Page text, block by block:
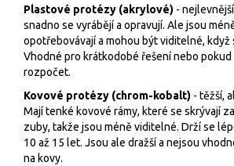
Plastové protézy (akrylové) -
snadno se vyrábějí a opravují. Ale jsou
opotřebovávají a mohou být viditelné, když
Vhodné pro krátkodobé řešení nebo
rozpočet.
Kovové protézy (chrom-kobalt) - těžší,
Mají tenké kovové rámy, které se skrývají
zuby, takže jsou méně viditelné. Drží se
10 až 15 let. Jsou ale dražší a nejsou
na kovy.